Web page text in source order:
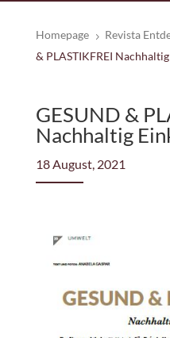
Homepage 5 Revista
& PLASTIKFREI
GESUND &
Nachhaltig
18 August, 2021